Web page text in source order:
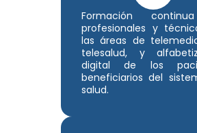
Formación
profesionales y
las áreas de
telesalud, y
digital de los
beneficiarios del
salud.